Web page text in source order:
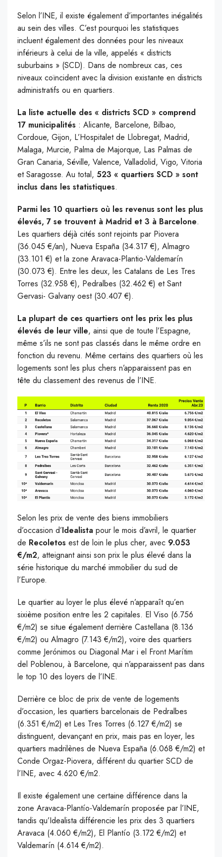
Selon l’INE, il existe également d’importantes inégalités
au sein des villes. C’est pourquoi les statistiques
incluent également des données pour les niveaux
inférieurs à celui de la ville, appelés « districts
suburbains » (SCD). Dans de nombreux cas, ces
niveaux coïncident avec la division existante en districts
administratifs ou en quartiers.
La liste actuelle des « districts SCD » comprend
17 municipalités : Alicante, Barcelone, Bilbao,
Cordoue, Gijon, L’Hospitalet de Llobregat, Madrid,
Malaga, Murcie, Palma de Majorque, Las Palmas de
Gran Canaria, Séville, Valence, Valladolid, Vigo, Vitoria
et Saragosse. Au total, 523 « quartiers SCD » sont
inclus dans les statistiques.
Parmi les 10 quartiers où les revenus sont les plus
élevés, 7 se trouvent à Madrid et 3 à Barcelone.
Les quartiers déjà cités sont rejoints par Piovera
(36.045 €/an), Nueva España (34.317 €), Almagro
(33.101 €) et la zone Aravaca-Plantio-Valdemarín
(30.073 €). Entre les deux, les Catalans de Les Tres
Torres (32.958 €), Pedralbes (32.462 €) et Sant
Gervasi- Galvany oest (30.407 €).
La plupart de ces quartiers ont les prix les plus
élevés de leur ville, ainsi que de toute l’Espagne,
même s’ils ne sont pas classés dans le même ordre en
fonction du revenu. Même certains des quartiers où les
logements sont les plus chers n’apparaissent pas en
tête du classement des revenus de l’INE.
Selon les prix de vente des biens immobiliers
d’occasion d’Idealista pour le mois d’avril, le quartier
de Recoletos est de loin le plus cher, avec 9.053
€/m2, atteignant ainsi son prix le plus élevé dans la
série historique du marché immobilier du sud de
l’Europe.
Le quartier au loyer le plus élevé n’apparaît qu’en
sixième position entre les 2 capitales. El Viso (6.756
€/m2) se situe également derrière Castellana (8.136
€/m2) ou Almagro (7.143 €/m2), voire des quartiers
comme Jerónimos ou Diagonal Mar i el Front Marítim
del Poblenou, à Barcelone, qui n’apparaissent pas dans
le top 10 des loyers de l’INE.
Derrière ce bloc de prix de vente de logements
d’occasion, les quartiers barcelonais de Pedralbes
(6.351 €/m2) et Les Tres Torres (6.127 €/m2) se
distinguent, devançant en prix, mais pas en loyer, les
quartiers madrilènes de Nueva España (6.068 €/m2) et
Conde Orgaz-Piovera, différent du quartier SCD de
l’INE, avec 4.620 €/m2.
Il existe également une certaine différence dans la
zone Aravaca-Plantío-Valdemarín proposée par l’INE,
tandis qu’Idealista différencie les prix des 3 quartiers
Aravaca (4.060 €/m2), El Plantío (3.172 €/m2) et
Valdemarín (4.614 €/m2).